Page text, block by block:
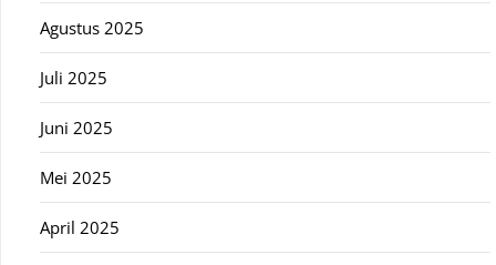
Agustus 2025
Juli 2025
Juni 2025
Mei 2025
April 2025